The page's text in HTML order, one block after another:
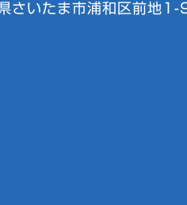
さいたま市浦和区前地